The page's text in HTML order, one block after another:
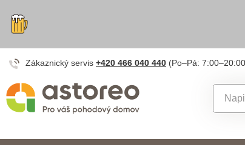
Zákaznický servis +420 466 040 440 (Po–Pá: